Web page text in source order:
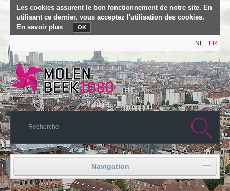
Les cookies assurent le bon fonctionnement de notre site. En
utilisant ce dernier, vous acceptez l'utilisation des cookies.
En savoir plus
OK
NL FR
Navigation
Accueil